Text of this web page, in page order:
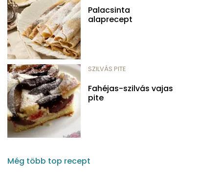
Palacsinta
alaprecept
SZILVÁS PITE
Fahéjas-szilvás vajas
pite
Még több top recept